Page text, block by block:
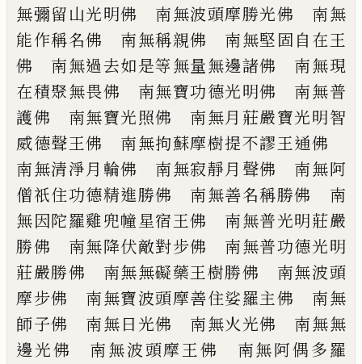
無彌留山光明佛 南無波頭摩勝光佛 南無
能作稱名佛 南無稱親佛 南無堅固自在王
佛 南無過去如是等無量無邊諸佛 南無現
在積聚無畏佛 南無寶功德光明佛 南無普
護佛 南無寶光照佛 南無月莊嚴寶光明智
威德聲王佛 南無拘蘇摩樹提不謬王通佛
南無清淨月 輪佛 南無寂靜月聲佛 南無阿
僧祇住功德精進勝佛 南無善名稱勝佛 南
無因陀羅雞兜幢星宿王佛 南無普光明莊嚴
勝佛 南無降伏敵對步佛 南無普功德光明
莊嚴勝佛 南無無礙藥王樹勝佛 南無波頭
摩步佛 南無寶波頭摩善住娑羅主佛 南無
師子佛 南無日光佛 南無火光佛 南無無
邊光佛 南無波頭摩王佛 南無阿偶多羅